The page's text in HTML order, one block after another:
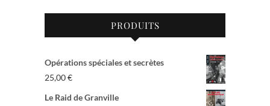
PRODUITS
Opérations spéciales et secrètes
25,00€
Le Raid de Granville